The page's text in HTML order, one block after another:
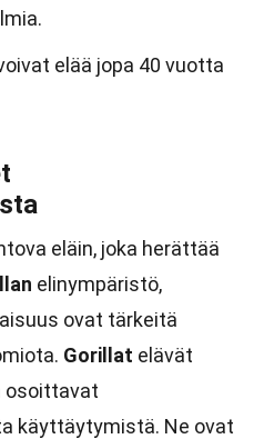
elää jopa 40 vuotta
eläin, joka herättää
elinympäristö,
ovat tärkeitä
Gorillat elävät
osoittavat
käyttäytymistä. Ne ovat